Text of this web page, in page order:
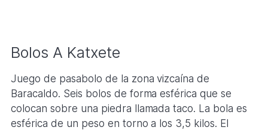
Bolos A Katxete
Juego de pasabolo de la zona vizcaína de
Baracaldo. Seis bolos de forma esférica que se
colocan sobre una piedra llamada taco. La bola es
esférica de un peso en torno a los 3,5 kilos. El